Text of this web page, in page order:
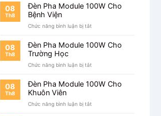
Thi
08
Th8
Đèn Pha Module 100W Cho
Bệnh Viện
Chức năng bình luận bị tắt
Pha
Module
Viện
08
Th8
Đèn Pha Module 100W Cho
Trường Học
Chức năng bình luận bị tắt
Pha
Module
08
Th8
Đèn Pha Module 100W Cho
Khuôn Viên
Chức năng bình luận bị tắt